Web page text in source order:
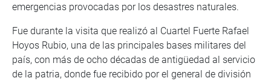
emergencias provocadas por los desastres naturales.
Fue durante la visita que realizó al Cuartel Fuerte Rafael
Hoyos Rubio, una de las principales bases militares del
país, con más de ocho décadas de antigüedad al servicio
de la patria, donde fue recibido por el general de división